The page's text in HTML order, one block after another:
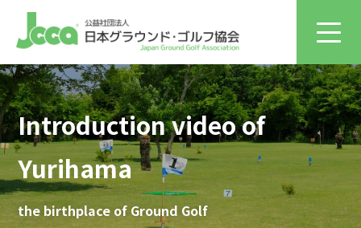
Introduction video of
Yurihama
the birthplace of Ground Golf